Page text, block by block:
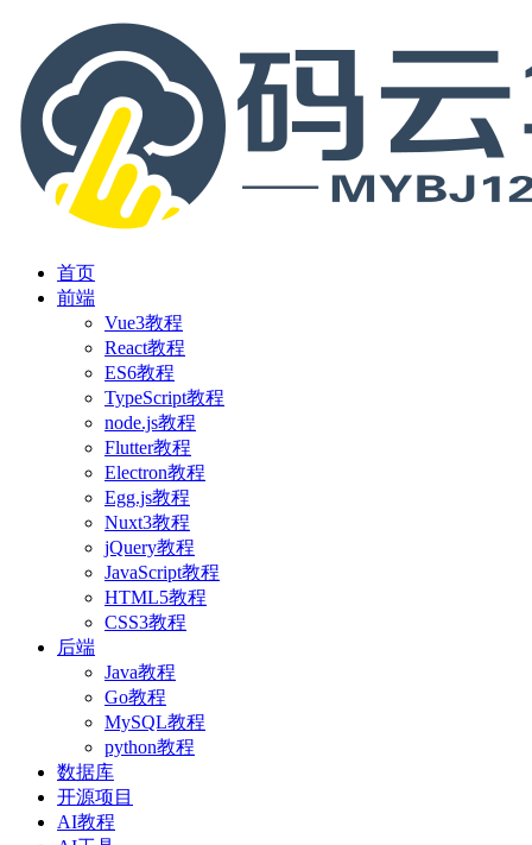
首页
前端
Vue3教程
React教程
ES6教程
TypeScript教程
node.js教程
Flutter教程
Electron教程
Egg.js教程
Nuxt3教程
jQuery教程
JavaScript教程
HTML5教程
CSS3教程
后端
Java教程
Go教程
MySQL教程
python教程
数据库
开源项目
AI教程